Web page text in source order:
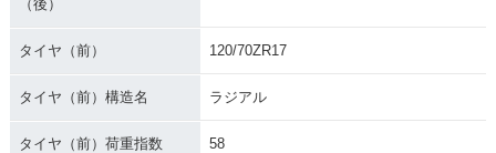
（後）
タイヤ（前） 120/70ZR17
タイヤ（前）構造名 ラジアル
タイヤ（前）荷重指数 58